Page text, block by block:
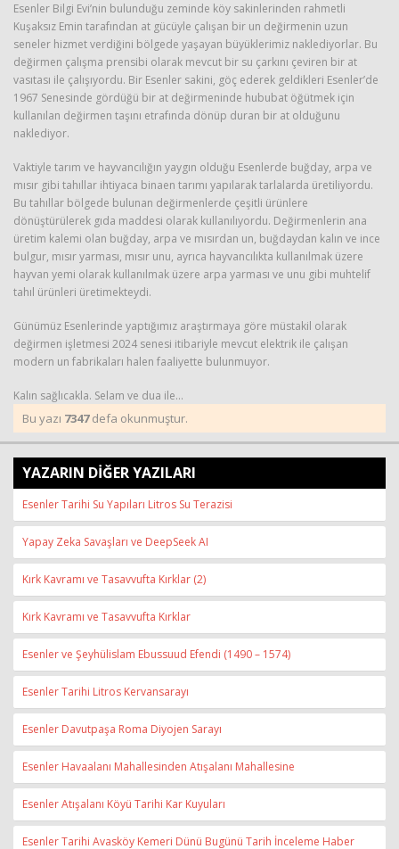
Esenler Bilgi Evi’nin bulunduğu zeminde köy sakinlerinden rahmetli
Kuşaksız Emin tarafından at gücüyle çalışan bir un değirmenin uzun
seneler hizmet verdiğini bölgede yaşayan büyüklerimiz naklediyorlar. Bu
değirmen çalışma prensibi olarak mevcut bir su çarkını çeviren bir at
vasıtası ile çalışıyordu. Bir Esenler sakini, göç ederek geldikleri Esenler’de
1967 Senesinde gördüğü bir at değirmeninde hububat öğütmek için
kullanılan değirmen taşını etrafında dönüp duran bir at olduğunu
naklediyor.
Vaktiyle tarım ve hayvancılığın yaygın olduğu Esenlerde buğday, arpa ve
mısır gibi tahıllar ihtiyaca binaen tarımı yapılarak tarlalarda üretiliyordu.
Bu tahıllar bölgede bulunan değirmenlerde çeşitli ürünlere
dönüştürülerek gıda maddesi olarak kullanılıyordu. Değirmenlerin ana
üretim kalemi olan buğday, arpa ve mısırdan un, buğdaydan kalın ve ince
bulgur, mısır yarması, mısır unu, ayrıca hayvancılıkta kullanılmak üzere
hayvan yemi olarak kullanılmak üzere arpa yarması ve unu gibi muhtelif
tahıl ürünleri üretimekteydi.
Günümüz Esenlerinde yaptığımız araştırmaya göre müstakil olarak
değirmen işletmesi 2024 senesi itibariyle mevcut elektrik ile çalışan
modern un fabrikaları halen faaliyette bulunmuyor.
Kalın sağlıcakla. Selam ve dua ile…
Bu yazı 7347defa okunmuştur.
YAZARIN DİĞER YAZILARI
Esenler Tarihi Su Yapıları Litros Su Terazisi
Yapay Zeka Savaşları ve DeepSeek AI
Kırk Kavramı ve Tasavvufta Kırklar (2)
Kırk Kavramı ve Tasavvufta Kırklar
Esenler ve Şeyhülislam Ebussuud Efendi (1490 – 1574)
Esenler Tarihi Litros Kervansarayı
Esenler Davutpaşa Roma Diyojen Sarayı
Esenler Havaalanı Mahallesinden Atışalanı Mahallesine
Esenler Atışalanı Köyü Tarihi Kar Kuyuları
Esenler Tarihi Avasköy Kemeri Dünü Bugünü Tarih İnceleme Haber